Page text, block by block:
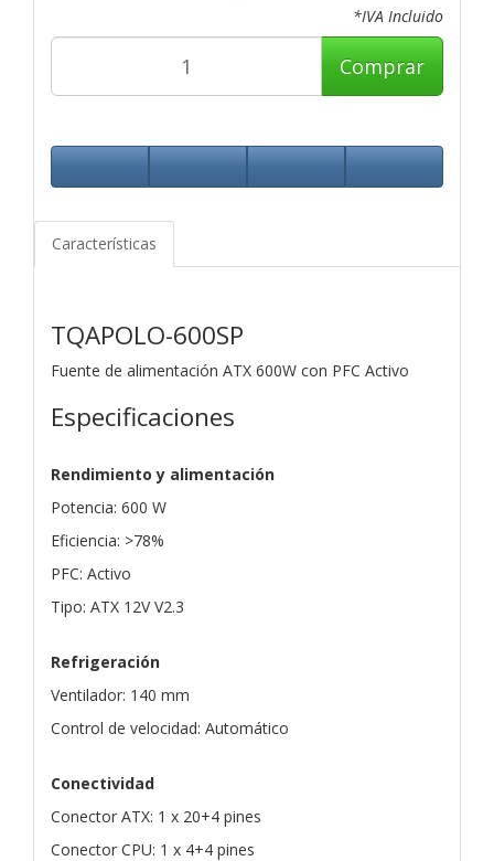
*IVA Incluido
Comprar
Características
TQAPOLO-600SP
Fuente de alimentación ATX 600W con PFC Activo
Especificaciones
Rendimiento y alimentación
Potencia: 600 W
Eficiencia: >78%
PFC: Activo
Tipo: ATX 12V V2.3
Refrigeración
Ventilador: 140 mm
Control de velocidad: Automático
Conectividad
Conector ATX: 1 x 20+4 pines
Conector CPU: 1 x 4+4 pines